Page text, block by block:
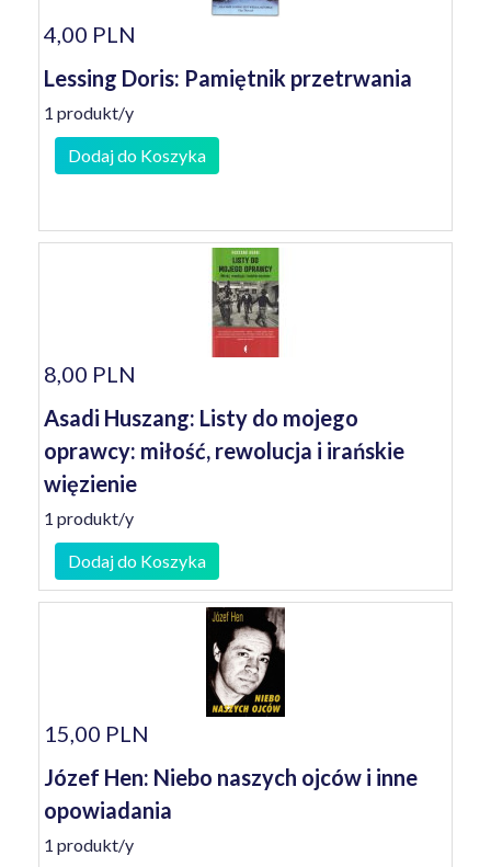
4,00 PLN
Lessing Doris: Pamiętnik przetrwania
1 produkt/y
Dodaj do Koszyka
8,00 PLN
Asadi Huszang: Listy do mojego
oprawcy: miłość, rewolucja i irańskie
więzienie
1 produkt/y
Dodaj do Koszyka
15,00 PLN
Józef Hen: Niebo naszych ojców i inne
opowiadania
1 produkt/y